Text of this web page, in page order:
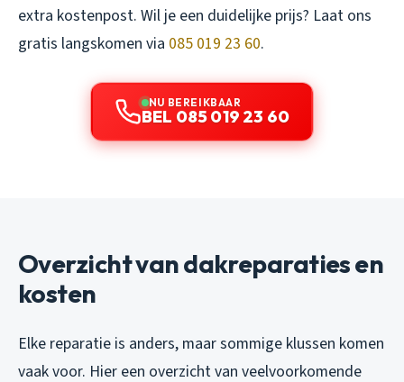
extra kostenpost. Wil je een duidelijke prijs? Laat ons
gratis langskomen via 085 019 23 60.
NU BEREIKBAAR
BEL 085 019 23 60
Overzicht van dakreparaties en
kosten
Elke reparatie is anders, maar sommige klussen komen
vaak voor. Hier een overzicht van veelvoorkomende